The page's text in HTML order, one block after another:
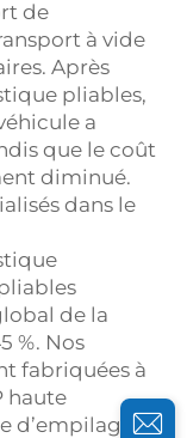
de
à vide
Après
pliables,
a
que le coût
diminué.
dans le
de la
%. Nos
fabriquées à
haute
d’empilage